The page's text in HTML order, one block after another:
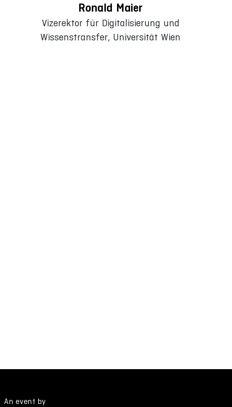
Ronald Maier
Vizerektor für Digitalisierung und
Wissenstransfer, Universität Wien
An event by